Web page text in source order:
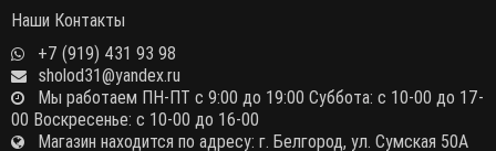
Наши Контакты
+7 (919) 431 93 98
sholod31@yandex.ru
Мы работаем ПН-ПТ с 9:00 до 19:00 Суббота: с 10-00 до 17-
00 Воскресенье: с 10-00 до 16-00
Магазин находится по адресу: г. Белгород, ул. Сумская 50А